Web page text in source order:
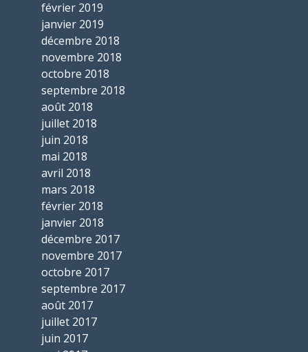
février 2019
janvier 2019
décembre 2018
novembre 2018
octobre 2018
septembre 2018
août 2018
juillet 2018
juin 2018
mai 2018
avril 2018
mars 2018
février 2018
janvier 2018
décembre 2017
novembre 2017
octobre 2017
septembre 2017
août 2017
juillet 2017
juin 2017